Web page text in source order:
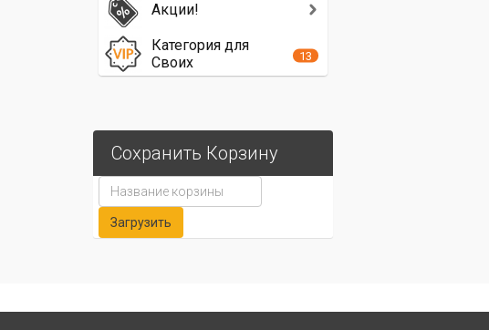
Акции!
Категория для
Своих
13
Сохранить Корзину